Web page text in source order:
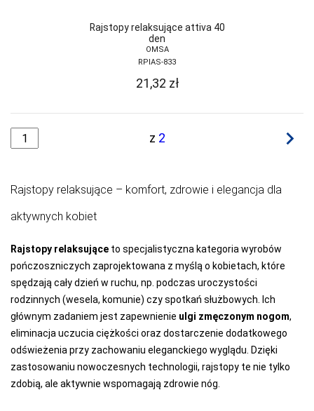
Rajstopy relaksujące attiva 40
den
OMSA
RPIAS-833
21,32 zł
z 2 navigate_next
Rajstopy relaksujące – komfort, zdrowie i elegancja dla
aktywnych kobiet
Rajstopy relaksujące to specjalistyczna kategoria wyrobów
pończoszniczych zaprojektowana z myślą o kobietach, które
spędzają cały dzień w ruchu, np. podczas uroczystości
rodzinnych (wesela, komunie) czy spotkań służbowych. Ich
głównym zadaniem jest zapewnienie ulgi zmęczonym nogom,
eliminacja uczucia ciężkości oraz dostarczenie dodatkowego
odświeżenia przy zachowaniu eleganckiego wyglądu. Dzięki
zastosowaniu nowoczesnych technologii, rajstopy te nie tylko
zdobią, ale aktywnie wspomagają zdrowie nóg.